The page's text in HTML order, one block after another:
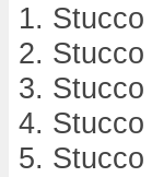
Stucco
Stucco
Stucco
Stucco
Stucco